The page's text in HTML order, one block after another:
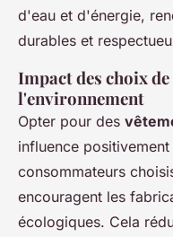
d'eau et d'énergie,
durables et
Impact des choix
l'environnement
Opter pour des
influence
consommateurs
encouragent les
écologiques. Cela